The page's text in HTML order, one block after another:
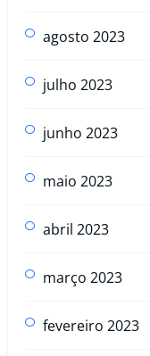
agosto 2023
julho 2023
junho 2023
maio 2023
abril 2023
março 2023
fevereiro 2023